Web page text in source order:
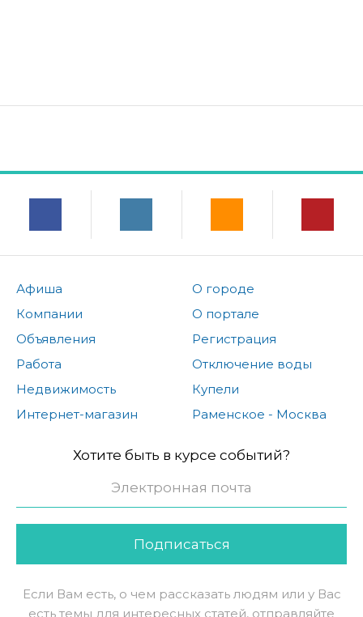
Афиша
Компании
Объявления
Работа
Недвижимость
Интернет-магазин
О городе
О портале
Регистрация
Отключение воды
Купели
Раменское - Москва
Хотите быть в курсе событий?
Подписаться
Если Вам есть, о чем рассказать людям или у Вас
есть темы для интересных статей, отправляйте